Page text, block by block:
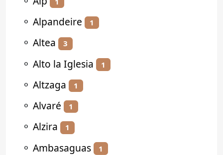
⚬ Alpandeire 1
⚬ Altea 3
⚬ Alto la Iglesia 1
⚬ Altzaga 1
⚬ Alvaré 1
⚬ Alzira 1
⚬ Ambasaguas 1